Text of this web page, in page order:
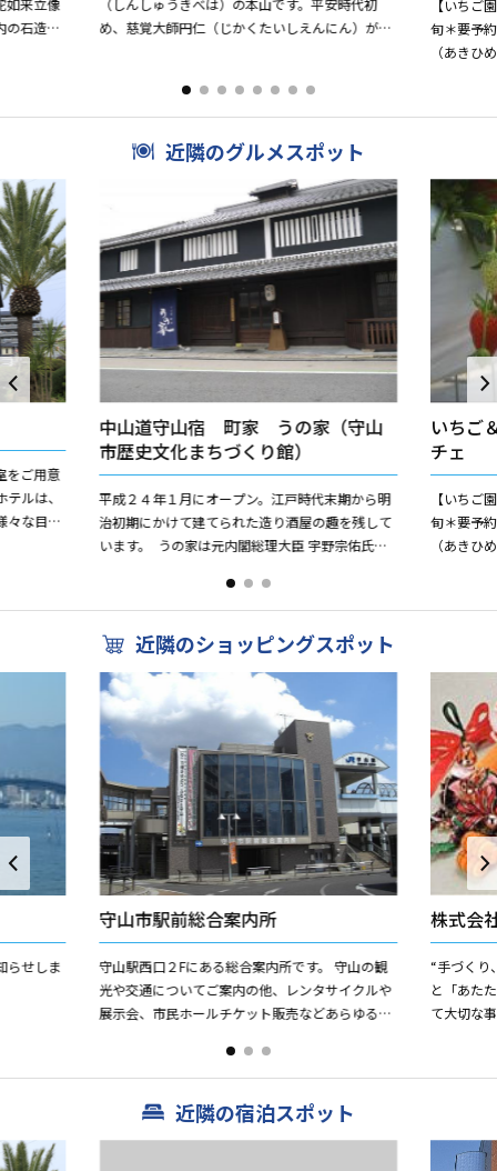
如来立像
の石造五
（しんしゅうきべは）の本山です。平安時代初
め、慈覚大師円仁（じかくたいしえんにん）が夢
【いち
旬＊要予
（あきひ
近隣のグルメスポット
をご用意
ルは、
々な目的
中山道守山宿 町家 うの家（守山
市歴史文化まちづくり館）
平成２４年１月にオープン。江戸時代末期から明
治初期にかけて建てられた造り酒屋の趣を残して
います。 うの家は元内閣総理大臣 宇野宗佑氏が
いちご
チェ
【いち
旬＊要予
（あきひ
近隣のショッピングスポット
らせしま
守山市駅前総合案内所
守山駅西口２Fにある総合案内所です。 守山の観
光や交通についてご案内の他、レンタサイクルや
展示会、市民ホールチケット販売などあらゆる面
株式会
“手づくり
と「あた
て大切な
近隣の宿泊スポット